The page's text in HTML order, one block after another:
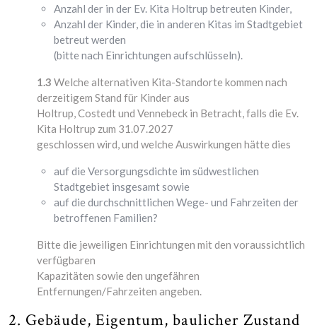
Anzahl der in der Ev. Kita Holtrup betreuten Kinder,
Anzahl der Kinder, die in anderen Kitas im Stadtgebiet
betreut werden
(bitte nach Einrichtungen aufschlüsseln).
1.3 Welche alternativen Kita-Standorte kommen nach
derzeitigem Stand für Kinder aus
Holtrup, Costedt und Vennebeck in Betracht, falls die Ev.
Kita Holtrup zum 31.07.2027
geschlossen wird, und welche Auswirkungen hätte dies
auf die Versorgungsdichte im südwestlichen
Stadtgebiet insgesamt sowie
auf die durchschnittlichen Wege- und Fahrzeiten der
betroffenen Familien?
Bitte die jeweiligen Einrichtungen mit den voraussichtlich
verfügbaren
Kapazitäten sowie den ungefähren
Entfernungen/Fahrzeiten angeben.
2. Gebäude, Eigentum, baulicher Zustand